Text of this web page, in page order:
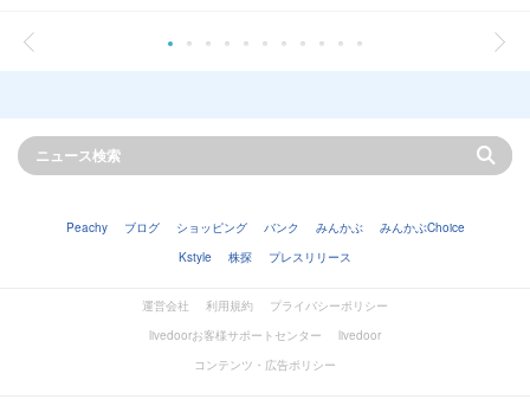
Peachy ブログ ショッピング バンク みんかぶ
みんかぶChoice
Kstyle
株探 プレスリリース
運営会社 利用規約
プライバシーポリシー
livedoorお客様サポートセンター
livedoor
コンテンツ・広告ポリシー